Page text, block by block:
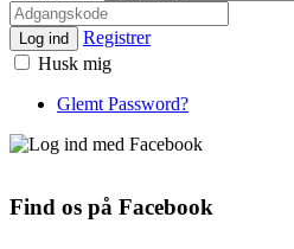
Log ind
Registrer
Husk mig
Glemt Password?
Find os på Facebook